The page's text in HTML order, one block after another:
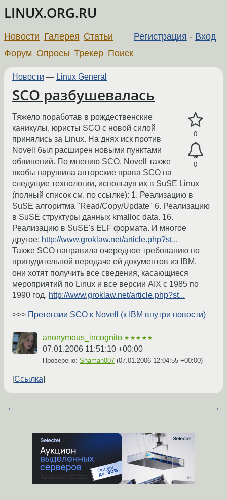
LINUX.ORG.RU
Регистрация - Вход
Новости Галерея Статьи
Форум Опросы Трекер Поиск
Новости — Linux General
SCO разбушевалась
0
0
Тяжело поработав в рождественские
каникулы, юристы SCO с новой силой
принялись за Linux. На днях иск против
Novell был расширен новыми пунктами
обвинений. По мнению SCO, Novell также
якобы нарушила авторские права SCO на
следущие технологии, используя их в SuSE Linux
(полный список см. по ссылке): 1. Реализацию в
SuSE алгоритма "Read/Copy/Update" 6. Реализацию
в SuSE структуры данных kmalloc data. 16.
Реализацию в SuSE's ELF формата. И многое
другое: http://www.groklaw.net/article.php?st...
Также SCO направила очередное требованию по
принудительной передаче ей документов из IBM,
они хотят получить все сведения, касающиеся
мероприятий по Linux и все версии AIX с 1985 по
1990 год. http://www.groklaw.net/article.php?st...
>>> Претензии SCO к Novell (к IBM внутри новости)
anonymous_incognito ★★★★★
07.01.2006 11:51:10 +00:00
Проверено: Shaman007 (07.01.2006 12:04:55 +00:00)
Ссылка
← →